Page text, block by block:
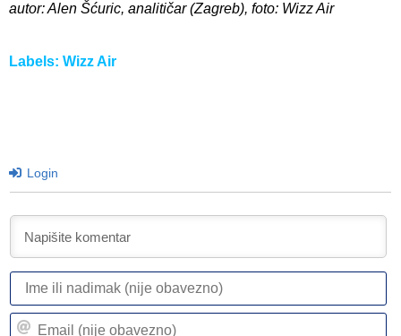
autor: Alen Šćuric, analitičar (Zagreb), foto: Wizz Air
Labels: Wizz Air
Login